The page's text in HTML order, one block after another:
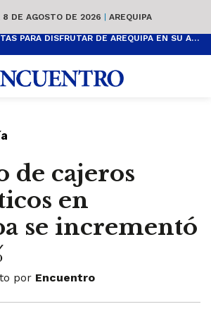
8 DE AGOSTO DE 2026 | AREQUIPA
ACTIVIDADES GRATUITAS PARA DISFRUTAR DE AREQUIPA EN SU ANIVERSARIO
de cajeros
en
se incrementó
por Encuentro